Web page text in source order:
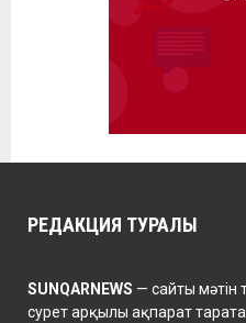
РЕДАКЦИЯ ТУРАЛЫ
SUNQARNEWS — сайты мәтін
сурет арқылы ақпарат